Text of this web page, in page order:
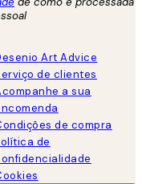
Art Advice
de clientes
a sua
de compra
de